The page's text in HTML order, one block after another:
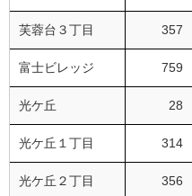
芙蓉台３丁目 357
富士ビレッジ 759
光ケ丘 28
光ケ丘１丁目 314
光ケ丘２丁目 356